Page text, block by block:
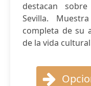
destacan
Sevilla.
completa de su
de la vida